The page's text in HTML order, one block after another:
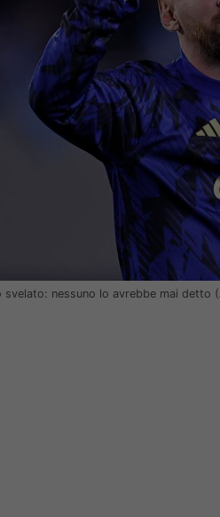
svelato: nessuno lo avrebbe mai detto